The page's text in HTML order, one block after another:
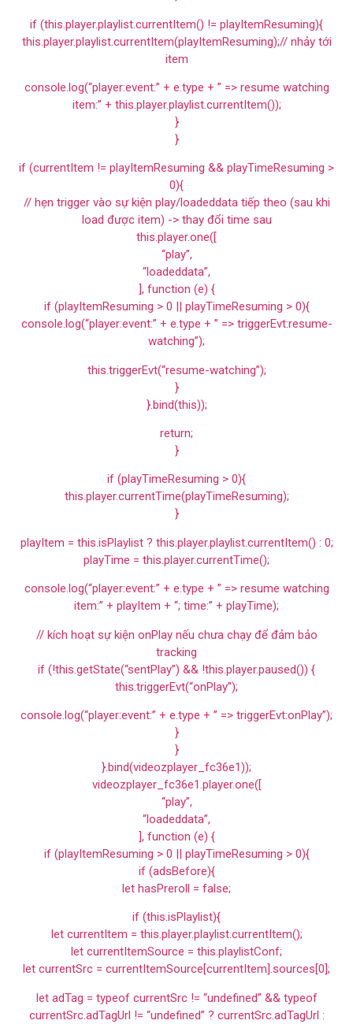
if (this.player.playlist.currentItem() != playItemResuming){
this.player.playlist.currentItem(playItemResuming);// nhảy tới
item
console.log(“player:event:” + e.type + ” => resume watching
item:” + this.player.playlist.currentItem());
}
}
if (currentItem != playItemResuming && playTimeResuming >
0){
// hẹn trigger vào sự kiện play/loadeddata tiếp theo (sau khi
load được item) -> thay đổi time sau
this.player.one([
“play”,
“loadeddata”,
], function (e) {
if (playItemResuming > 0 || playTimeResuming > 0){
console.log(“player:event:” + e.type + ” => triggerEvt:resume-
watching”);
this.triggerEvt(“resume-watching”);
}
}.bind(this));
return;
}
if (playTimeResuming > 0){
this.player.currentTime(playTimeResuming);
}
playItem = this.isPlaylist ? this.player.playlist.currentItem() : 0;
playTime = this.player.currentTime();
console.log(“player:event:” + e.type + ” => resume watching
item:” + playItem + “; time:” + playTime);
// kích hoạt sự kiện onPlay nếu chưa chạy để đảm bảo
tracking
if (!this.getState(“sentPlay”) && !this.player.paused()) {
this.triggerEvt(“onPlay”);
console.log(“player:event:” + e.type + ” => triggerEvt:onPlay”);
}
}
}.bind(videozplayer_fc36e1));
videozplayer_fc36e1.player.one([
“play”,
“loadeddata”,
], function (e) {
if (playItemResuming > 0 || playTimeResuming > 0){
if (adsBefore){
let hasPreroll = false;
if (this.isPlaylist){
let currentItem = this.player.playlist.currentItem();
let currentItemSource = this.playlistConf;
let currentSrc = currentItemSource[currentItem].sources[0];
let adTag = typeof currentSrc != “undefined” && typeof
currentSrc.adTagUrl != “undefined” ? currentSrc.adTagUrl :